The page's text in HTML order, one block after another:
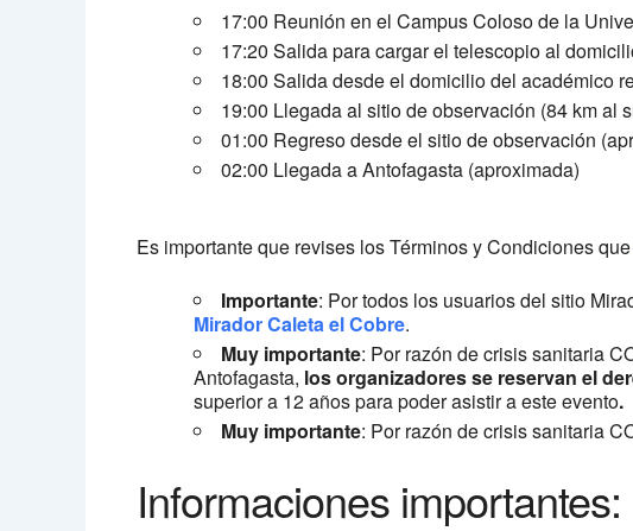
17:00 Reunión en el Campus Coloso de la
17:20 Salida para cargar el telescopio al
18:00 Salida desde el domicilio del académico
19:00 Llegada al sitio de observación (84 km al
01:00 Regreso desde el sitio de observación
02:00 Llegada a Antofagasta (aproximada)
Es importante que revises los Términos y Condiciones que
Importante: Por todos los usuarios del sitio
Mirador Caleta el Cobre.
Muy importante: Por razón de crisis sanitaria
Antofagasta, los organizadores se reservan el
superior a 12 años para poder asistir a este evento.
Muy importante: Por razón de crisis sanitaria
Informaciones importantes: